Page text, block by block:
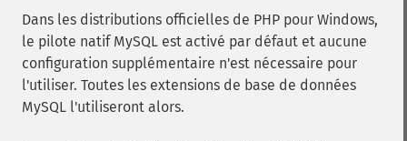
Dans les distributions officielles de PHP pour Windows,
le pilote natif MySQL est activé par défaut et aucune
configuration supplémentaire n'est nécessaire pour
l'utiliser. Toutes les extensions de base de données
MySQL l'utiliseront alors.